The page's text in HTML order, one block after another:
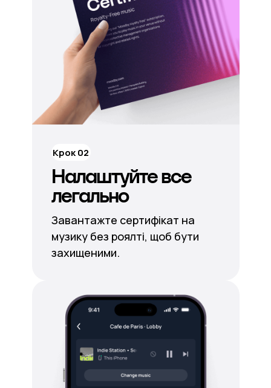
Налаштуйте все
легально
Завантажте сертифікат на
музику без роялті, щоб бути
захищеними.
Крок 02